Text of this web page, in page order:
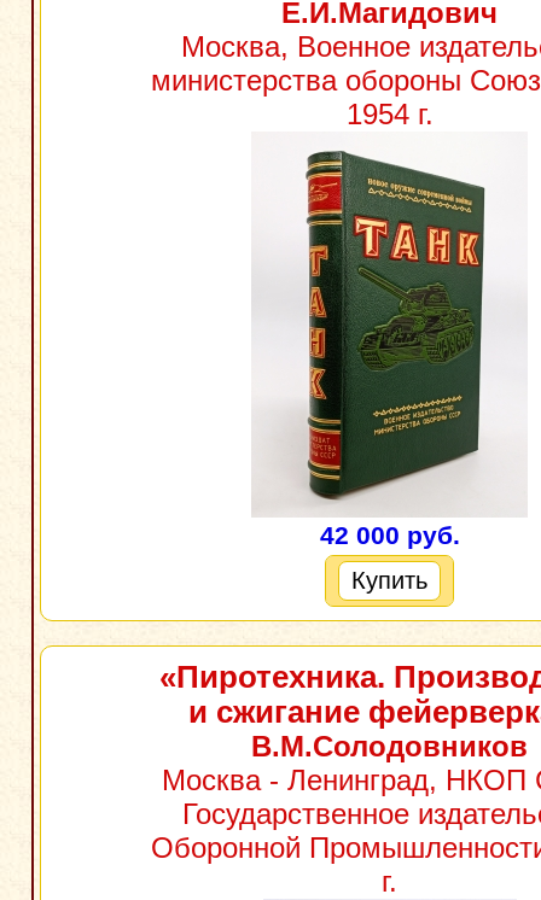
Е.И.Магидович
Москва, Военное
министерства обороны
1954 г.
42 000 руб.
Купить
«Пиротехника.
и сжигание
В.М.Солодовников
Москва - Ленинград, НКОП
Государственное
Оборонной
г.